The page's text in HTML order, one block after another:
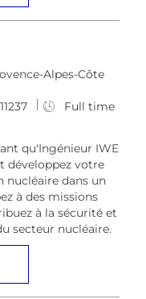
& ATEX (F-H-X)
Alpes-Côte
Full time
qu'Ingénieur IWE
développez votre
nucléaire dans un
à des missions
à la sécurité et
secteur nucléaire.
211237
IWE (F-H-X)